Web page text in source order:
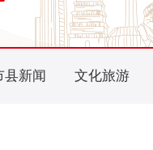
县新闻 文化旅游